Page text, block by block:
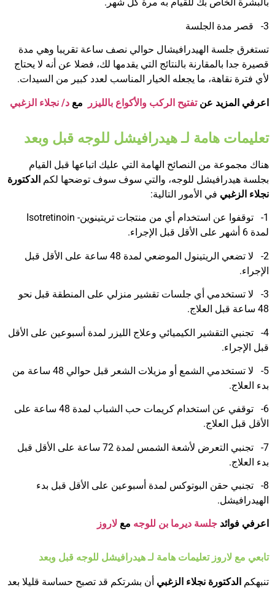
بالبشرة الخاص بك للقيام به مرة كل شهر.
3- قصر مدة الجلسة
تستغرق جلسة الهيدرافيشال حوالي نصف ساعة تقريبا وهي مدة
قصيرة جدا بالمقارنة بالنتائج التي يقدمها لك، فضلا عن أنه لا يحتاج
لأي فترة نقاهة، ما يجعله الخيار المناسب لعدد كبير من السيدات.
اعرفي المزيد عن تفتيح الركب والأكواع بالليزر مع د/ نجلاء الزغبي
تعليمات هامة لـ هيدرافيشل للوجه قبل وبعد
هناك مجموعة من النصائح الهامة التي عليك اتباعها قبل القيام
بجلسة هيدرافيشل للوجه، والتي سوف سوف توضحها لكم الدكتورة
نجلاء الزغبي في الأمور التالية:
1- توقفوا عن استخدام أي من منتجات تريتينوين- Isotretinoin
لمدة 6 أشهر على الأقل قبل الإجراء.
2- لا تضعي الريتينول الموضعي لمدة 48 ساعة على الأقل قبل
الإجراء.
3- لا تستخدمي أي جلسات تقشير منزلي على المنطقة قبل نحو
48 ساعة قبل العلاج.
4- تجنبي التقشير الكيميائي وعلاج الليزر لمدة أسبوعين على الأقل
قبل الإجراء.
5- لا تستخدمي الشمع أو مزيلات الشعر قبل حوالي 48 ساعة من
بدء العلاج.
6- توقفي عن استخدام كريمات حب الشباب لمدة 48 ساعة على
الأقل قبل العلاج.
7- تجنبي التعرض لأشعة الشمس لمدة 72 ساعة على الأقل قبل
بدء العلاج.
8- تجنبي حقن البوتوكس لمدة أسبوعين على الأقل قبل بدء
الهيدرافيشل.
اعرفي فوائد جلسة ديرما بن للوجه مع لاروز
تابعي مع لاروز تعليمات هامة لـ هيدرافيشل للوجه قبل وبعد
تنبهكم الدكتورة نجلاء الزغبي أن بشرتكم قد تصبح حساسة قليلا بعد